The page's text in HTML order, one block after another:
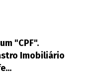
"CPF".
Imobiliário